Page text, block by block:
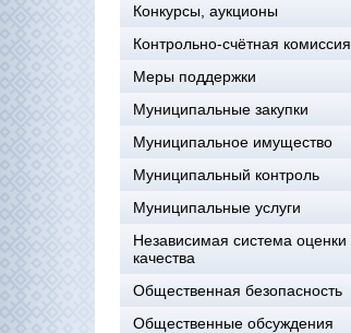
Конкурсы, аукционы
Контрольно-счётная комиссия
Меры поддержки
Муниципальные закупки
Муниципальное имущество
Муниципальный контроль
Муниципальные услуги
Независимая система оценки
качества
Общественная безопасность
Общественные обсуждения